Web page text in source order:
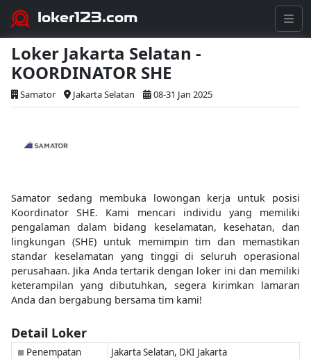
loker123.com
Loker Jakarta Selatan -
KOORDINATOR SHE
Samator Jakarta Selatan 08-31 Jan 2025
Samator sedang membuka lowongan kerja untuk posisi
Koordinator SHE. Kami mencari individu yang memiliki
pengalaman dalam bidang keselamatan, kesehatan, dan
lingkungan (SHE) untuk memimpin tim dan memastikan
standar keselamatan yang tinggi di seluruh operasional
perusahaan. Jika Anda tertarik dengan loker ini dan memiliki
keterampilan yang dibutuhkan, segera kirimkan lamaran
Anda dan bergabung bersama tim kami!
Detail Loker
■ Penempatan Jakarta Selatan, DKI Jakarta